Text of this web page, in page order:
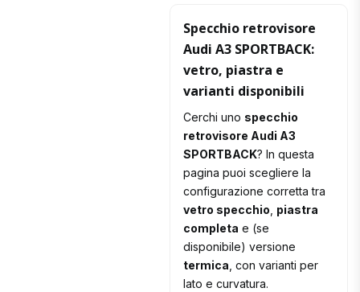
Specchio retrovisore
Audi A3 SPORTBACK:
vetro, piastra e
varianti disponibili
Cerchi uno specchio
retrovisore Audi A3
SPORTBACK? In questa
pagina puoi scegliere la
configurazione corretta tra
vetro specchio piastra
completa e (se
disponibile) versione
termica , con varianti per
lato e curvatura.